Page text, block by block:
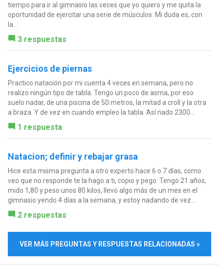
tiempo para ir al gimnasio las veces que yo quiero y me quita la
oportunidad de ejercitar una serie de músculos. Mi duda es, con
la...
3 respuestas
Ejercicios de piernas
Practico natación por mi cuenta 4 veces en semana, pero no
realizo ningún tipo de tabla. Tengo un poco de asma, por eso
suelo nadar, de una piscina de 50 metros, la mitad a croll y la otra
a braza. Y de vez en cuando empleo la tabla. Así nado 2300...
1 respuesta
Natacion; definir y rebajar grasa
Hice esta misma pregunta a otro experto hace 6 o 7 días, como
veo que no responde te la hago a ti, copio y pego: Tengo 21 años,
mido 1,80 y peso unos 80 kilos, llevo algo más de un mes en el
gimnasio yendo 4 días a la semana, y estoy nadando de vez...
2 respuestas
VER MÁS PREGUNTAS Y RESPUESTAS RELACIONADAS »